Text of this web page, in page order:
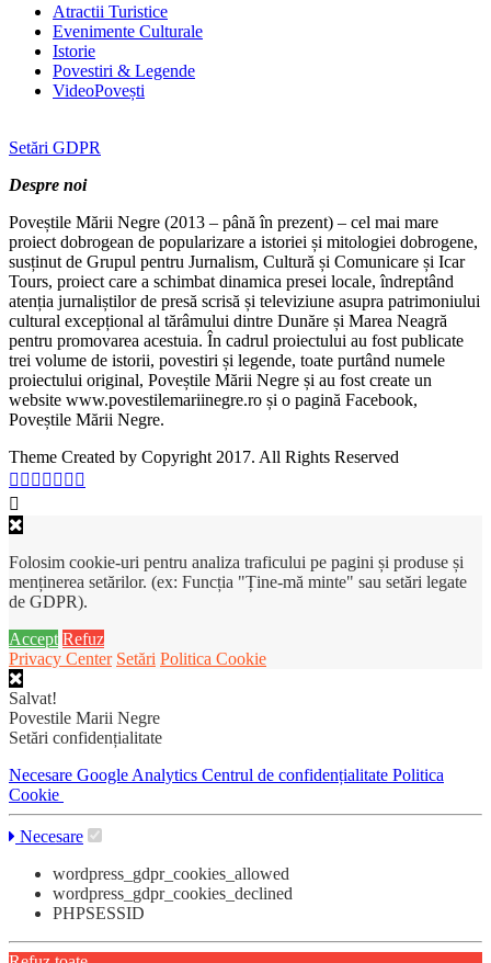
Atractii Turistice
Evenimente Culturale
Istorie
Povestiri & Legende
VideoPovești
Setări GDPR
Despre noi
Poveștile Mării Negre (2013 – până în prezent) – cel mai mare
proiect dobrogean de popularizare a istoriei și mitologiei dobrogene,
susținut de Grupul pentru Jurnalism, Cultură și Comunicare și Icar
Tours, proiect care a schimbat dinamica presei locale, îndreptând
atenția jurnaliștilor de presă scrisă și televiziune asupra patrimoniului
cultural excepțional al tărâmului dintre Dunăre și Marea Neagră
pentru promovarea acestuia. În cadrul proiectului au fost publicate
trei volume de istorii, povestiri și legende, toate purtând numele
proiectului original, Poveștile Mării Negre și au fost create un
website www.povestilemariinegre.ro și o pagină Facebook,
Poveștile Mării Negre.
Theme Created by Copyright 2017. All Rights Reserved
Folosim cookie-uri pentru analiza traficului pe pagini și produse și
menținerea setărilor. (ex: Funcția "Ține-mă minte" sau setări legate
de GDPR).
Accept Refuz
Privacy Center Setări Politica Cookie
Salvat!
Povestile Marii Negre
Setări confidențialitate
Necesare Google Analytics Centrul de confidențialitate Politica
Cookie
Necesare
wordpress_gdpr_cookies_allowed
wordpress_gdpr_cookies_declined
PHPSESSID